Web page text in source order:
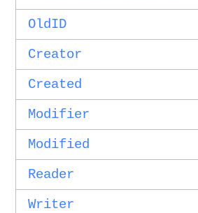
OldID
Creator
Created
Modifier
Modified
Reader
Writer